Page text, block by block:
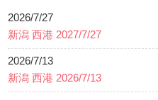
2026/7/27
新潟 西港 2027/7/27
2026/7/13
新潟 西港 2026/7/13